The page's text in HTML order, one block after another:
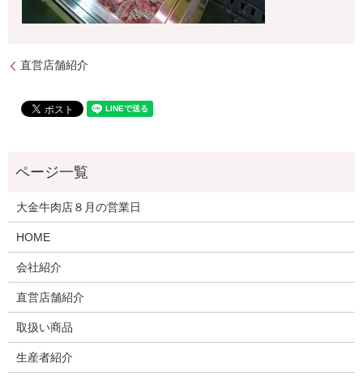
直営店舗紹介
大金牛肉店８月の営業日
HOME
会社紹介
直営店舗紹介
取扱い商品
生産者紹介